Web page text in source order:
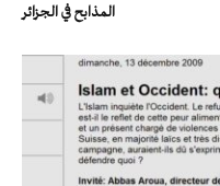
المذابح في الجزائر